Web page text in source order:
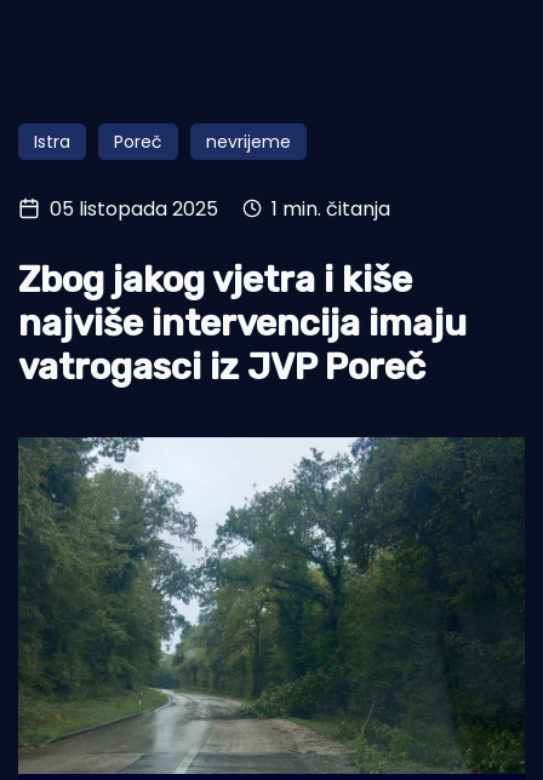
Obala
Otoci
Turizam i nautika
Pomorstvo
Ribolov
Ekologija
Istra Poreč nevrijeme
05 listopada 2025 1 min. čitanja
Zbog jakog vjetra i kiše
najviše intervencija imaju
vatrogasci iz JVP Poreč